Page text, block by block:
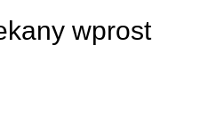
wprost